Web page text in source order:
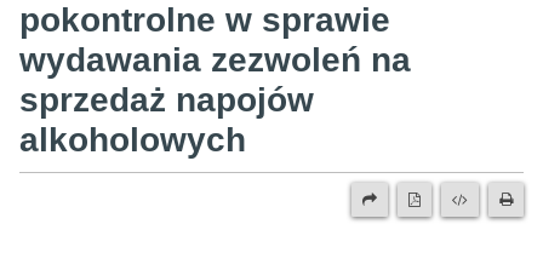
pokontrolne w sprawie
wydawania zezwoleń na
sprzedaż napojów
alkoholowych